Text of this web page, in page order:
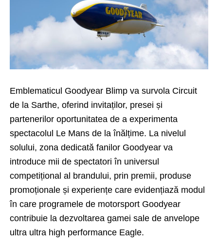
Emblematicul Goodyear Blimp va survola Circuit
de la Sarthe, oferind invitaților, presei și
partenerilor oportunitatea de a experimenta
spectacolul Le Mans de la înălțime. La nivelul
solului, zona dedicată fanilor Goodyear va
introduce mii de spectatori în universul
competițional al brandului, prin premii, produse
promoționale și experiențe care evidențiază modul
în care programele de motorsport Goodyear
contribuie la dezvoltarea gamei sale de anvelope
ultra ultra high performance Eagle.